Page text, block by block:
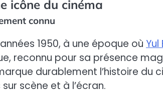
icône du cinéma
connu
1950, à une époque où Yul
reconnu pour sa présence
durablement l’histoire
scène et à l’écran.